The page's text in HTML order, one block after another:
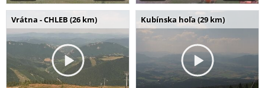
Vrátna - CHLEB (26 km) Kubínska hoľa (29 km)